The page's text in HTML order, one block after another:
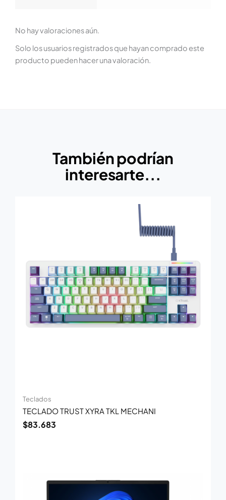
No hay valoraciones aún.
Solo los usuarios registrados que hayan comprado este
producto pueden hacer una valoración.
También podrían
interesarte...
Teclados
TECLADO TRUST XYRA TKL MECHANI
$83.683